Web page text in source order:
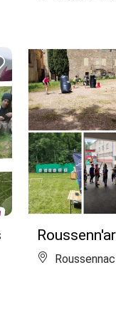
Roussennac